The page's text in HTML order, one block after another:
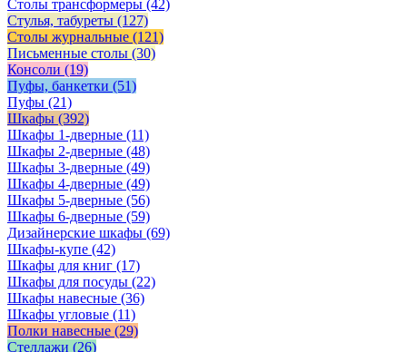
Столы трансформеры (42)
Стулья, табуреты (127)
Столы журнальные (121)
Письменные столы (30)
Консоли (19)
Пуфы, банкетки (51)
Пуфы (21)
Шкафы (392)
Шкафы 1-дверные (11)
Шкафы 2-дверные (48)
Шкафы 3-дверные (49)
Шкафы 4-дверные (49)
Шкафы 5-дверные (56)
Шкафы 6-дверные (59)
Дизайнерские шкафы (69)
Шкафы-купе (42)
Шкафы для книг (17)
Шкафы для посуды (22)
Шкафы навесные (36)
Шкафы угловые (11)
Полки навесные (29)
Стеллажи (26)